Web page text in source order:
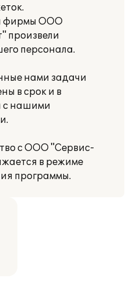
фирмы ООО
произвели
персонала.
нами задачи
в срок и в
с нашими
с ООО "Сервис-
в режиме
программы.